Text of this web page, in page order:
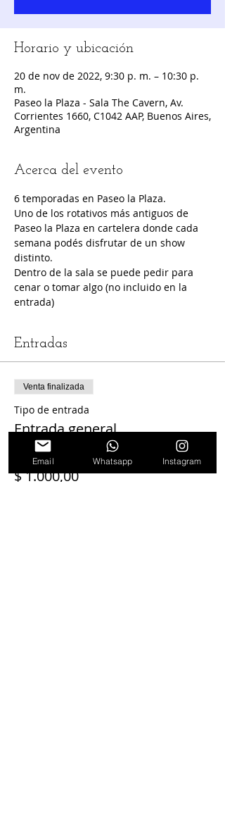
Horario y ubicación
20 de nov de 2022, 9:30 p. m. – 10:30 p.
m.
Paseo la Plaza - Sala The Cavern, Av.
Corrientes 1660, C1042 AAP, Buenos Aires,
Argentina
Acerca del evento
6 temporadas en Paseo la Plaza.
Uno de los rotativos más antiguos de
Paseo la Plaza en cartelera donde cada
semana podés disfrutar de un show
distinto.
Dentro de la sala se puede pedir para
cenar o tomar algo (no incluido en la
entrada)
Entradas
Venta finalizada
Tipo de entrada
Entrada general
Precio
$ 1.000,00
Email Whatsapp Instagram